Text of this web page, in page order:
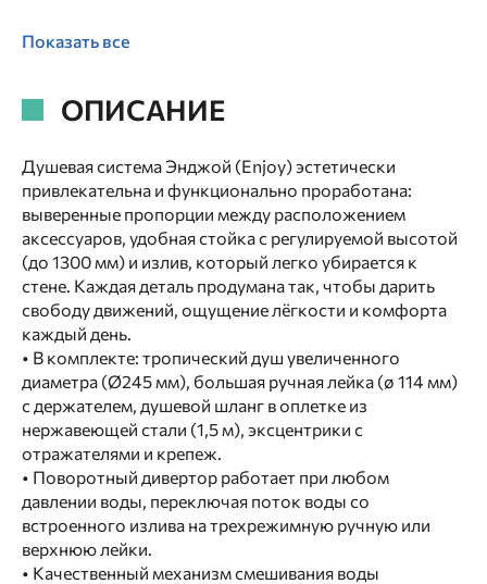
Показать все
ОПИСАНИЕ
Душевая система Энджой (Enjoy) эстетически
привлекательна и функционально проработана:
выверенные пропорции между расположением
аксессуаров, удобная стойка с регулируемой высотой
(до 1300 мм) и излив, который легко убирается к
стене. Каждая деталь продумана так, чтобы дарить
свободу движений, ощущение лёгкости и комфорта
каждый день.
• В комплекте: тропический душ увеличенного
диаметра (Ø245 мм), большая ручная лейка (ø 114 мм)
с держателем, душевой шланг в оплетке из
нержавеющей стали (1,5 м), эксцентрики с
отражателями и крепеж.
• Поворотный дивертор работает при любом
давлении воды, переключая поток воды со
встроенного излива на трехрежимную ручную или
верхнюю лейки.
• Качественный механизм смешивания воды